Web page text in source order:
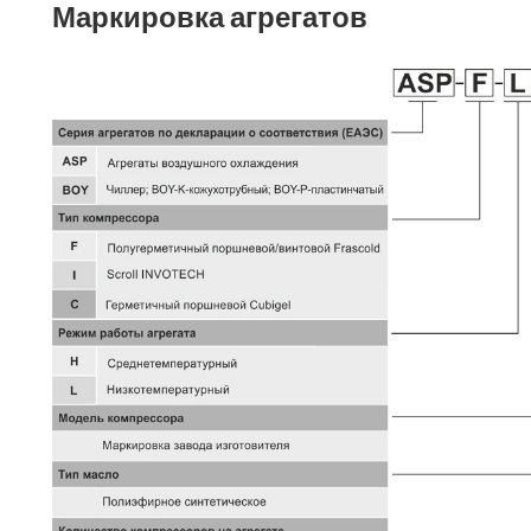
Маркировка агрегатов